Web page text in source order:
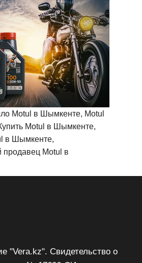
Motul в Шымкенте, Motul
Motul в Шымкенте,
в Шымкенте,
Motul в
"Vera.kz". Свидетельство о